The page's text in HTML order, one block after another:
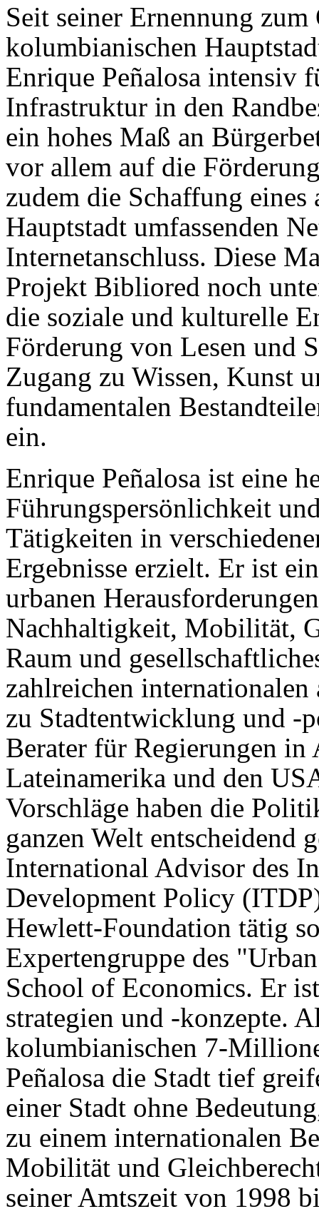
Seit seiner Ernennung
kolumbianischen
Enrique Peñalosa intensiv
Infrastruktur in den
ein hohes Maß an
vor allem auf die
zudem die Schaffung
Hauptstadt umfassenden
Internetanschluss. Diese
Projekt Bibliored noch
die soziale und kulturelle
Förderung von Lesen und
Zugang zu Wissen, Kunst
fundamentalen
ein.
Enrique Peñalosa ist eine
Führungspersönlichkeit
Tätigkeiten in
Ergebnisse erzielt. Er ist
urbanen
Nachhaltigkeit, Mobilität,
Raum und
zahlreichen internationalen
zu Stadtentwicklung und -
Berater für Regierungen
Lateinamerika und den
Vorschläge haben die
ganzen Welt entscheidend
International Advisor des
Development Policy
Hewlett-Foundation tätig
Expertengruppe des
School of Economics. Er
strategien und -konzepte.
kolumbianischen 7-
Peñalosa die Stadt tief
einer Stadt ohne
zu einem internationalen
Mobilität und
seiner Amtszeit von 1998